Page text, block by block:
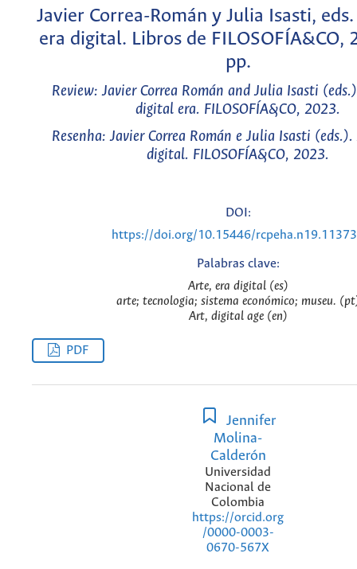
Javier Correa-Román y Julia Isasti,
era digital. Libros de FILOSOFÍA&CO,
pp.
Review: Javier Correa Román and Julia Isasti
digital era. FILOSOFÍA&CO, 2023.
Resenha: Javier Correa Román e Julia Isasti
digital. FILOSOFÍA&CO, 2023.
DOI:
https://doi.org/10.15446/
Palabras clave:
Arte, era digital (es)
arte; tecnologia; sistema económico; museu.
Art, digital age (en)
PDF
Jennifer
Molina-
Calderón
Universidad
Nacional de
Colombia
https://orcid.org
/0000-0003-
0670-567X